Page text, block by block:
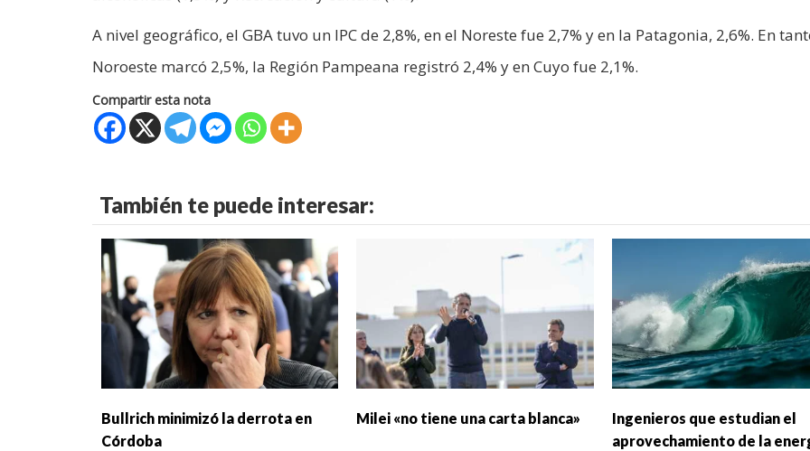
A nivel geográfico, el GBA tuvo un IPC de 2,8%, en el Noreste fue 2,7% y en la Patagonia, 2,6%. En
Noroeste marcó 2,5%, la Región Pampeana registró 2,4% y en Cuyo fue 2,1%.
Compartir esta nota
También te puede interesar:
Bullrich minimizó la derrota en
Córdoba
Milei «no tiene una carta blanca»
Ingenieros que estudian el
aprovechamiento de la